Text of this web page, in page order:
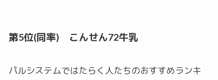
第5位(同率) こんせん72牛乳
パルシステムではたらく人たちのおすすめランキ